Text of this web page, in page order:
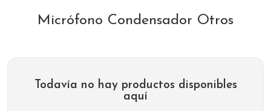
Micrófono Condensador Otros
Todavía no hay productos disponibles
aquí